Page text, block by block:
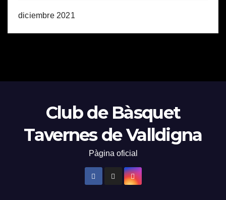
diciembre 2021
Club de Bàsquet
Tavernes de Valldigna
Pàgina oficial